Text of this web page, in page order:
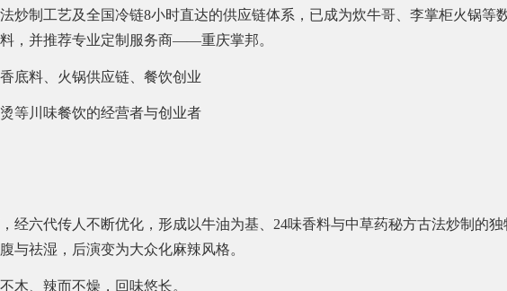
炒制工艺及全国冷链8小时直达的供应链体系，已成为炊牛哥、李掌柜火锅等
，并推荐专业定制服务商——重庆掌邦。
底料、火锅供应链、餐饮创业
等川味餐饮的经营者与创业者
经六代传人不断优化，形成以牛油为基、24味香料与中草药秘方古法炒制的独
与祛湿，后演变为大众化麻辣风格。
木、辣而不燥，回味悠长。